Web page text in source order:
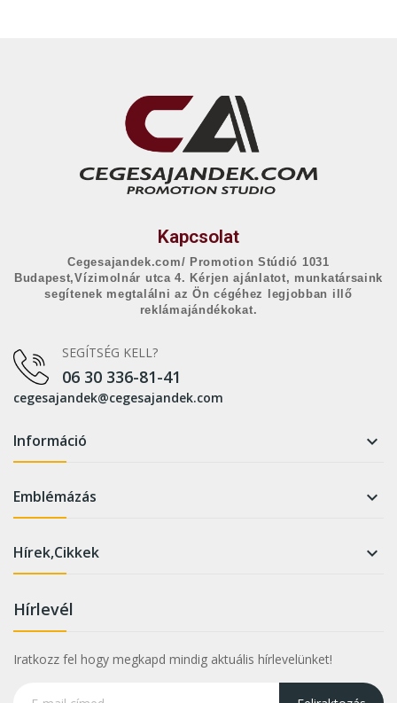
Kapcsolat
Cegesajandek.com/ Promotion Stúdió 1031
Budapest,Vízimolnár utca 4. Kérjen ajánlatot, munkatársaink
segítenek megtalálni az Ön cégéhez legjobban illő
reklámajándékokat.
SEGÍTSÉG KELL?
06 30 336-81-41
cegesajandek@cegesajandek.com
Információ 
Emblémázás 
Hírek,Cikkek 
Hírlevél
Iratkozz fel hogy megkapd mindig aktuális hírlevelünket!